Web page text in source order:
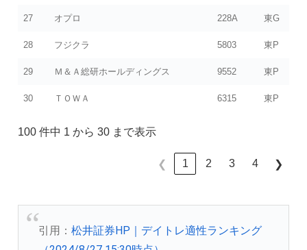
27 オプロ 228A 東G
28 フジクラ 5803 東P
29 Ｍ＆Ａ総研ホールディングス 9552 東P
30 ＴＯＷＡ 6315 東P
100 件中 1 から 30 まで表示
❮ 1 2 3 4 ❯
引用： 松井証券HP｜デイトレ適性ランキング